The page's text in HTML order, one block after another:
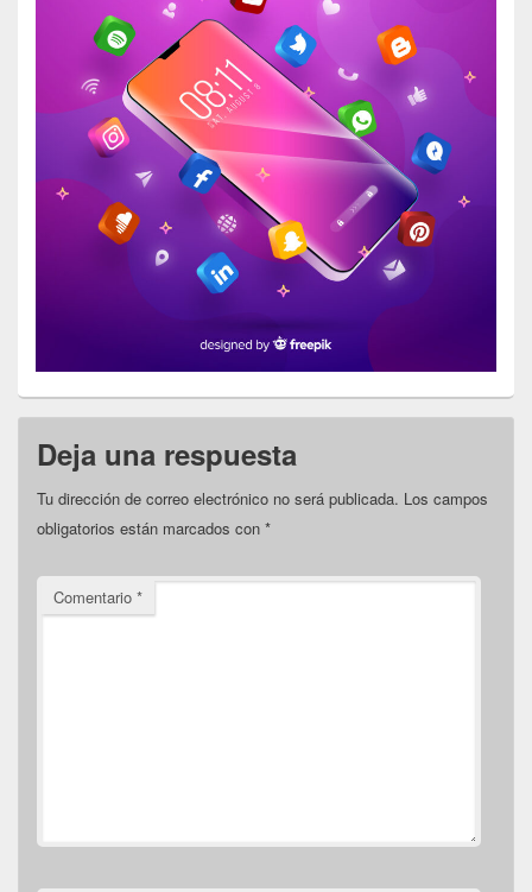
Deja una respuesta
Tu dirección de correo electrónico no será publicada. Los campos
obligatorios están marcados con *
Comentario *